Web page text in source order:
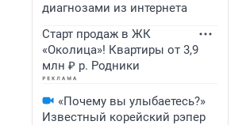
диагнозами из интернета
Старт продаж в ЖК
«Околица»! Квартиры от 3,9
млн ₽ р. Родники
«Почему вы улыбаетесь?»
Известный корейский рэпер